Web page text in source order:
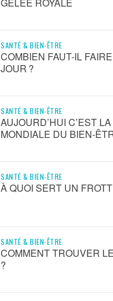
SANTÉ & BIEN-ÊTRE
COMBIEN FAUT-IL
JOUR ?
SANTÉ & BIEN-ÊTRE
AUJOURD’HUI C’EST
MONDIALE DU BIEN-
SANTÉ & BIEN-ÊTRE
À QUOI SERT UN
SANTÉ & BIEN-ÊTRE
COMMENT TROUVER
?